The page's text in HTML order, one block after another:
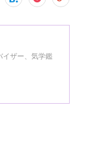
イザー、気学鑑